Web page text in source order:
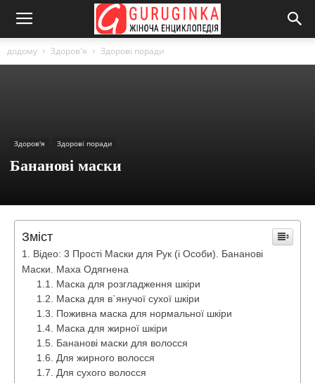
додому Здоров'я Здорові поради
Здоров'я Здорові поради
Бананові маски
Зміст
Відео: 3 Прості Маски для Рук (і Особи). Бананові
Маски. Маха Одягнена
Маска для розгладження шкіри
Маска для в`янучої сухої шкіри
Поживна маска для нормальної шкіри
Маска для жирної шкіри
Бананові маски для волосся
Для жирного волосся
Для сухого волосся